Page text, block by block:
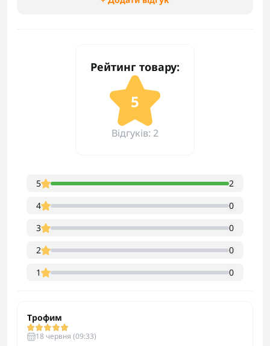
Рейтинг товару:
5
Відгуків: 2
5
2
4
0
3
0
2
0
1
0
Трофим
18 червня (09:33)